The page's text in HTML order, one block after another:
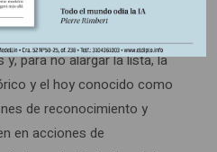
sostener en tan crítica
de salud, enfermeras,
para no alargar la lista, la
y el hoy conocido como
de reconocimiento y
en acciones de